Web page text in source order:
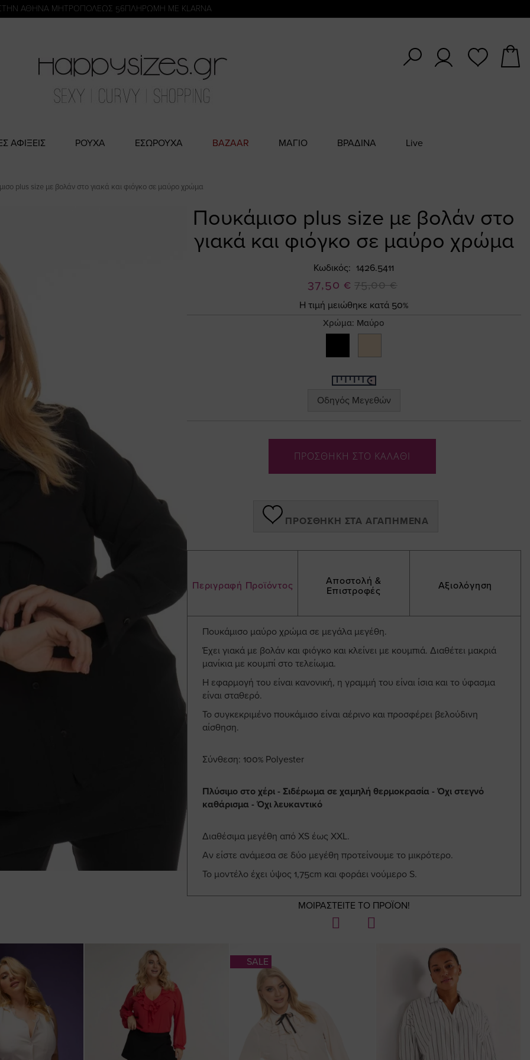
ΑΘΗΝΑ ΜΗΤΡΟΠΟΛΕΩΣ 56ΠΛΗΡΩΜΗ ΜΕ KLARNA
ΑΦΙΞΕΙΣ ΡΟΥΧΑ ΕΣΩΡΟΥΧΑ BAZAAR ΜΑΓΙΟ ΒΡΑΔΙΝΑ Live
plus size με βολάν στο γιακά και φιόγκο σε μαύρο χρώμα
Πουκάμισο plus size με βολάν στο
γιακά και φιόγκο σε μαύρο χρώμα
Κωδικός 1426.5411
Ειδική
Τιμή
37,50 € 75,00 €
Η τιμή μειώθηκε κατά 50%
Χρώμα: Μαύρο
Οδηγός Μεγεθών
ΠΡΟΣΘΗΚΗ ΣΤΟ ΚΑΛΑΘΙ
ΠΡΟΣΘΉΚΗ ΣΤΑ ΑΓΑΠΗΜΈΝΑ
Περιγραφή Προϊόντος
Αποστολή &
Επιστροφές
Αξιολόγηση
Πουκάμισο μαύρο χρώμα σε μεγάλα μεγέθη.
Έχει γιακά με βολάν και φιόγκο και κλείνει με κουμπιά. Διαθέτει μακριά
μανίκια με κουμπί στο τελείωμα.
Η εφαρμογή του είναι κανονική, η γραμμή του είναι ίσια και το ύφασμα
είναι σταθερό.
Το συγκεκριμένο πουκάμισο είναι αέρινο και προσφέρει βελούδινη
αίσθηση.
Σύνθεση: 100% Polyester
Πλύσιμο στο χέρι - Σιδέρωμα σε χαμηλή θερμοκρασία - Όχι στεγνό
καθάρισμα - Όχι λευκαντικό
Διαθέσιμα μεγέθη από XS έως XXL.
Αν είστε ανάμεσα σε δύο μεγέθη προτείνουμε το μικρότερο.
Το μοντέλο έχει ύψος 1,75cm και φοράει νούμερο S.
ΜΟΙΡΑΣΤΕΙΤΕ ΤΟ ΠΡΟΪΟΝ!
SALE